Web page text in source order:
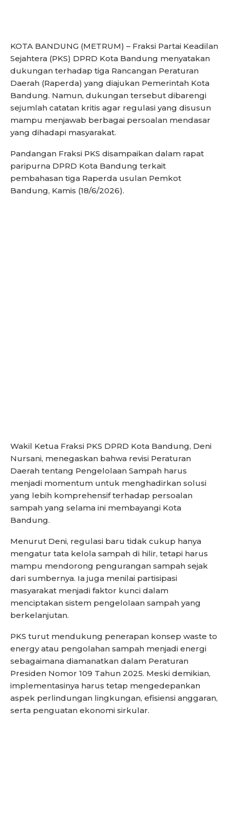
KOTA BANDUNG (METRUM) – Fraksi Partai Keadilan
Sejahtera (PKS) DPRD Kota Bandung menyatakan
dukungan terhadap tiga Rancangan Peraturan
Daerah (Raperda) yang diajukan Pemerintah Kota
Bandung. Namun, dukungan tersebut dibarengi
sejumlah catatan kritis agar regulasi yang disusun
mampu menjawab berbagai persoalan mendasar
yang dihadapi masyarakat.
Pandangan Fraksi PKS disampaikan dalam rapat
paripurna DPRD Kota Bandung terkait
pembahasan tiga Raperda usulan Pemkot
Bandung, Kamis (18/6/2026).
Wakil Ketua Fraksi PKS DPRD Kota Bandung, Deni
Nursani, menegaskan bahwa revisi Peraturan
Daerah tentang Pengelolaan Sampah harus
menjadi momentum untuk menghadirkan solusi
yang lebih komprehensif terhadap persoalan
sampah yang selama ini membayangi Kota
Bandung.
Menurut Deni, regulasi baru tidak cukup hanya
mengatur tata kelola sampah di hilir, tetapi harus
mampu mendorong pengurangan sampah sejak
dari sumbernya. Ia juga menilai partisipasi
masyarakat menjadi faktor kunci dalam
menciptakan sistem pengelolaan sampah yang
berkelanjutan.
PKS turut mendukung penerapan konsep waste to
energy atau pengolahan sampah menjadi energi
sebagaimana diamanatkan dalam Peraturan
Presiden Nomor 109 Tahun 2025. Meski demikian,
implementasinya harus tetap mengedepankan
aspek perlindungan lingkungan, efisiensi anggaran,
serta penguatan ekonomi sirkular.